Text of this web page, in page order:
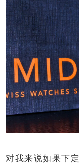
对我来说如果下